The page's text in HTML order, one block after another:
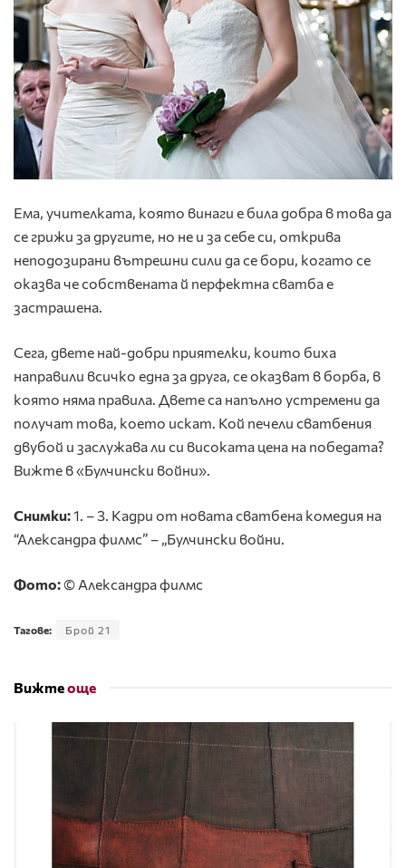
Ема, учителката, която винаги е била добра в това да
се грижи за другите, но не и за себе си, открива
неподозирани вътрешни сили да се бори, когато се
оказва че собствената й перфектна сватба е
застрашена.
Сега, двете най-добри приятелки, които биха
направили всичко една за друга, се оказват в борба, в
която няма правила. Двете са напълно устремени да
получат това, което искат. Кой печели сватбения
двубой и заслужава ли си високата цена на победата?
Вижте в «Булчински войни».
Снимки:1. – 3. Кадри от новата сватбена комедия на
“Александра филмс” – „Булчински войни.
Фото:© Александра филмс
Тагове: Брой 21
Вижтеоще